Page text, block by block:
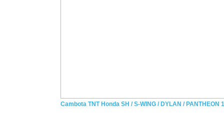
Cambota TNT Honda SH / S-WING / DYLAN / PANTHEON